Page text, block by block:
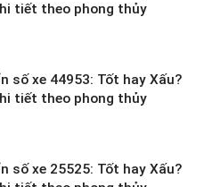
tiết theo phong thủy
số xe 44953: Tốt hay Xấu?
tiết theo phong thủy
số xe 25525: Tốt hay Xấu?